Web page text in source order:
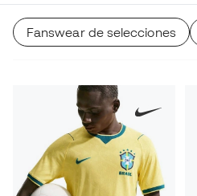
Fanswear de selecciones